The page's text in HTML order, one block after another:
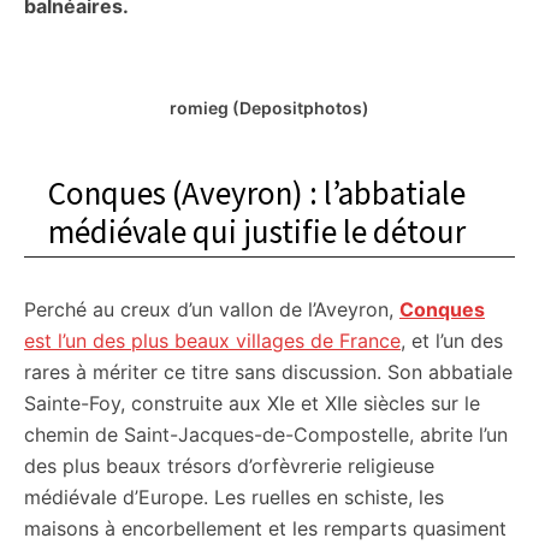
balnéaires.
romieg (Depositphotos)
Conques (Aveyron) : l’abbatiale
médiévale qui justifie le détour
Perché au creux d’un vallon de l’Aveyron, Conques
est l’un des plus beaux villages de France, et l’un des
rares à mériter ce titre sans discussion. Son abbatiale
Sainte-Foy, construite aux XIe et XIIe siècles sur le
chemin de Saint-Jacques-de-Compostelle, abrite l’un
des plus beaux trésors d’orfèvrerie religieuse
médiévale d’Europe. Les ruelles en schiste, les
maisons à encorbellement et les remparts quasiment